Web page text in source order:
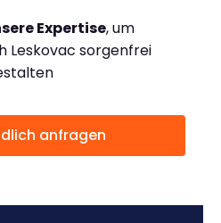
Expertise, um
Leskovac sorgenfrei
anfragen